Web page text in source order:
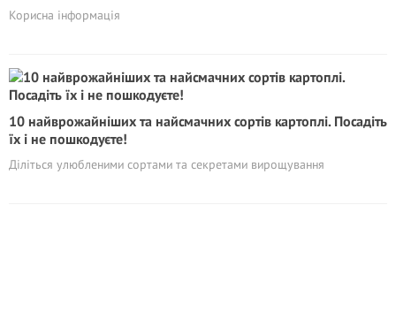
Корисна інформація
10 найврожайніших та найсмачних сортів картоплі. Посадіть
їх і не пошкодуєте!
Діліться улюбленими сортами та секретами вирощування